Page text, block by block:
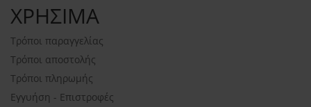
ΧΡΗΣΙΜΑ
Τρόποι παραγγελίας
Τρόποι αποστολής
Τρόποι πληρωμής
Εγγυήση - Επιστροφές